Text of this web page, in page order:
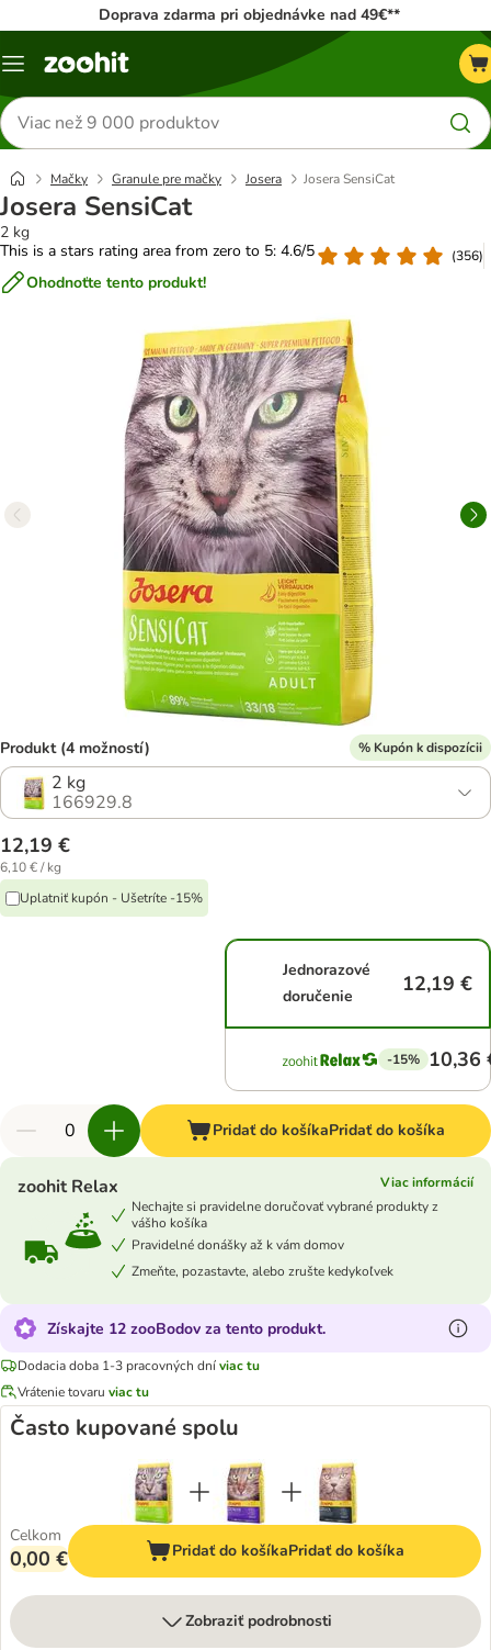
Doprava zdarma pri objednávke nad 49€**
Kategórie
Hľadať
produkty
Mačky Granule pre mačky Josera Josera SensiCat
Josera SensiCat
2 kg
This is a stars rating area from zero to 5: 4.6/5
(356)
Ohodnoťte tento produkt!
Produkt (4 možností) % Kupón k dispozícii
2 kg
166929.8
12,19 €
6,10 € / kg
Uplatniť kupón - Ušetríte -15%
Jednorazové
doručenie
12,19 €
-15% 10,36
Pridať do košíkaPridať do košíka
zoohit Relax
Viac informácií
Nechajte si pravidelne doručovať vybrané produkty z
vášho košíka
Pravidelné donášky až k vám domov
Zmeňte, pozastavte, alebo zrušte kedykoľvek
Získajte 12 zooBodov za tento produkt.
Dodacia doba 1-3 pracovných dníviac tu
Vrátenie tovaru viac tu
Často kupované spolu
Celkom
0,00 € Pridať do košíkaPridať do košíka
Zobraziť podrobnosti